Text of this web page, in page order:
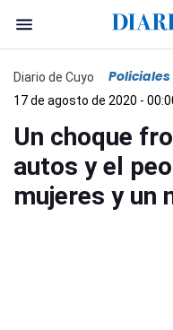
Diario de Cuyo Policiales
17 de agosto de 2020 -
Un choque
autos y el
mujeres y un